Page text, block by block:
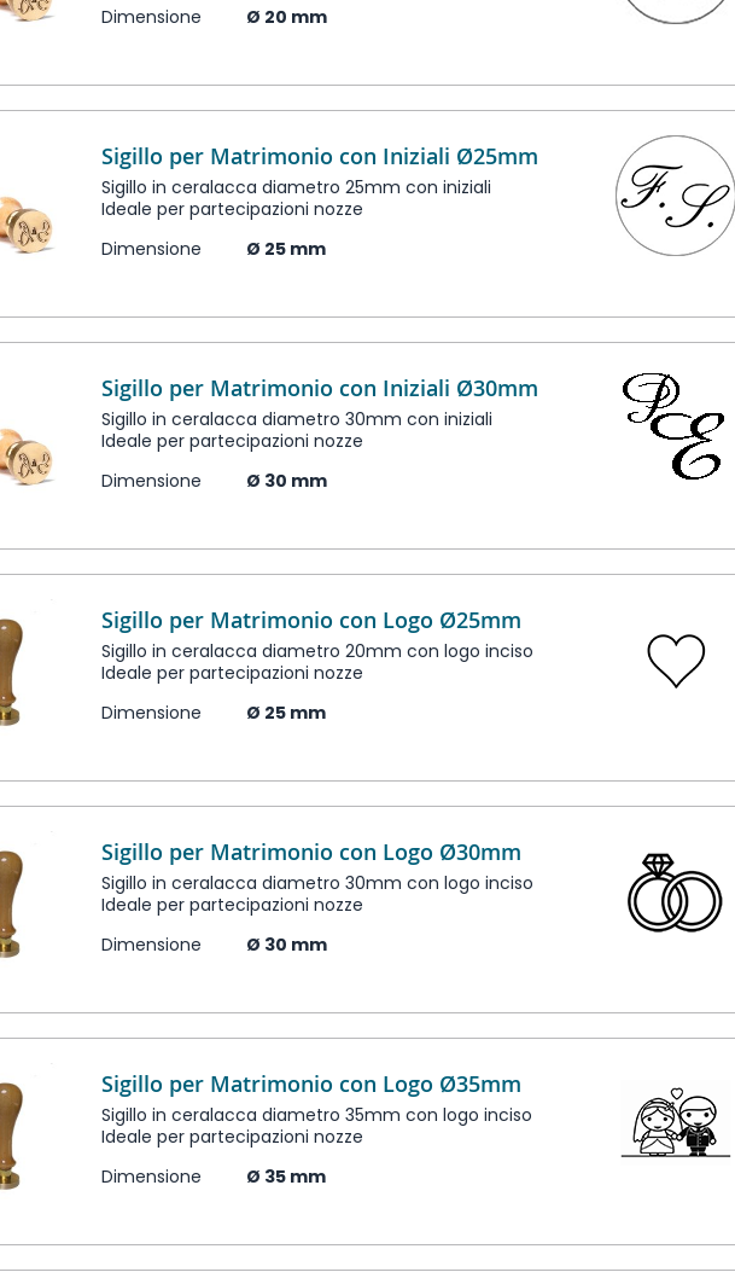
Dimensione
Ø 20 mm
Sigillo per Matrimonio con Iniziali Ø25mm
Sigillo in ceralacca diametro 25mm con iniziali
Ideale per partecipazioni nozze
Dimensione
Ø 25 mm
Sigillo per Matrimonio con Iniziali Ø30mm
Sigillo in ceralacca diametro 30mm con iniziali
Ideale per partecipazioni nozze
Dimensione
Ø 30 mm
Sigillo per Matrimonio con Logo Ø25mm
Sigillo in ceralacca diametro 20mm con logo inciso
Ideale per partecipazioni nozze
Dimensione
Ø 25 mm
Sigillo per Matrimonio con Logo Ø30mm
Sigillo in ceralacca diametro 30mm con logo inciso
Ideale per partecipazioni nozze
Dimensione
Ø 30 mm
Sigillo per Matrimonio con Logo Ø35mm
Sigillo in ceralacca diametro 35mm con logo inciso
Ideale per partecipazioni nozze
Dimensione
Ø 35 mm